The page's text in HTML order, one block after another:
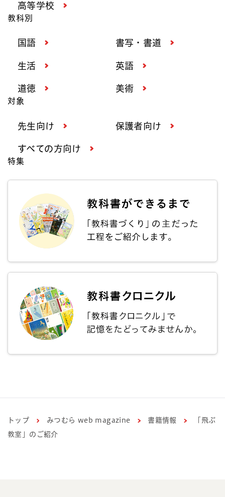
高等学校
教科別
国語 書写・書道
生活 英語
道徳 美術
対象
先生向け 保護者向け
すべての方向け
特集
トップ みつむら web magazine 書籍情報
「飛ぶ
教室」のご紹介